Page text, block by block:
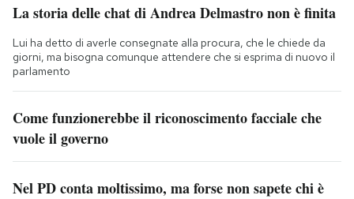
La storia delle chat di Andrea Delmastro non è finita
Lui ha detto di averle consegnate alla procura, che le chiede da
giorni, ma bisogna comunque attendere che si esprima di nuovo il
parlamento
Come funzionerebbe il riconoscimento facciale che
vuole il governo
Nel PD conta moltissimo, ma forse non sapete chi è